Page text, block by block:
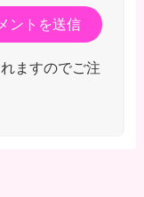
ますのでご注